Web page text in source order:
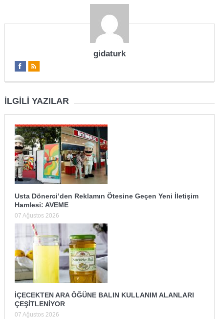
gidaturk
İLGILI YAZILAR
Usta Dönerci’den Reklamın Ötesine Geçen Yeni İletişim
Hamlesi: AVEME
07 Ağustos 2026
İÇECEKTEN ARA ÖĞÜNE BALIN KULLANIM ALANLARI
ÇEŞİTLENİYOR
07 Ağustos 2026